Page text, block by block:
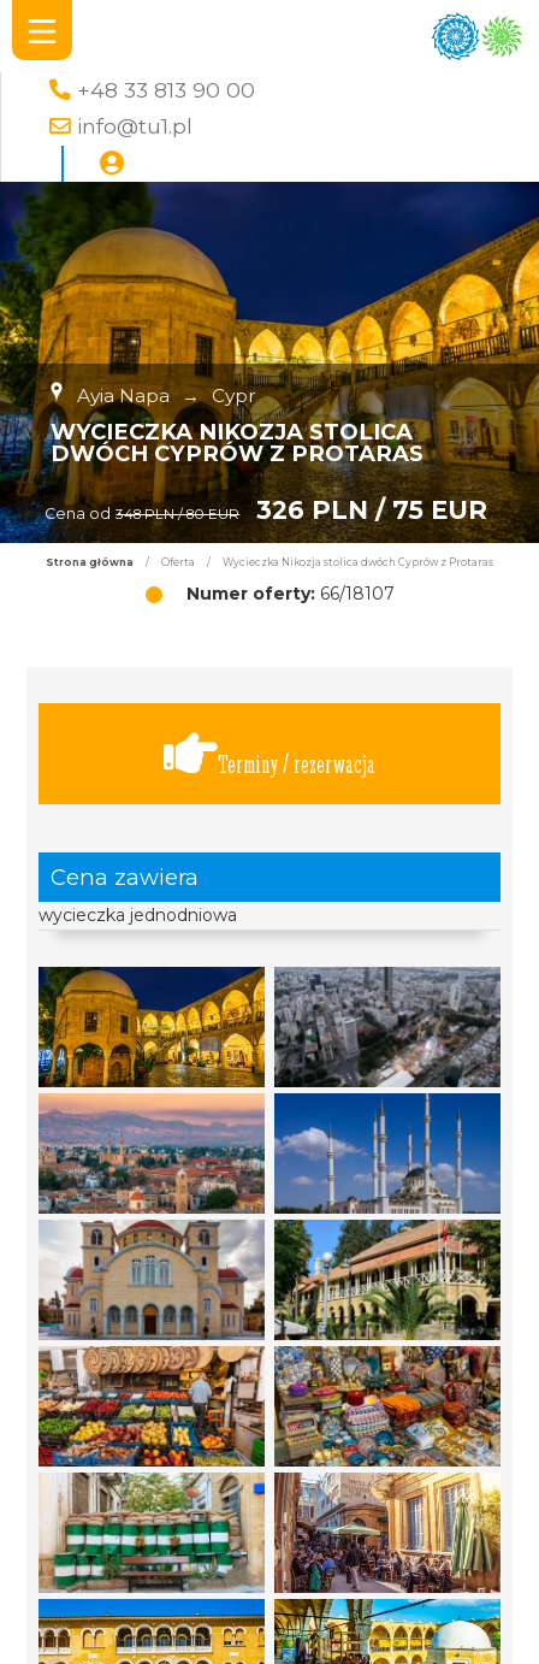
+48 33 813 90 00
info@tu1.pl
Ayia Napa → Cypr
WYCIECZKA NIKOZJA STOLICA
DWÓCH CYPRÓW Z PROTARAS
Cena od 348 PLN / 80 EUR 326 PLN / 75 EUR
Strona główna / Oferta / Wycieczka Nikozja stolica dwóch Cyprów z Protaras
Numer oferty:66/18107
Terminy / rezerwacja
Cena zawiera
wycieczka jednodniowa